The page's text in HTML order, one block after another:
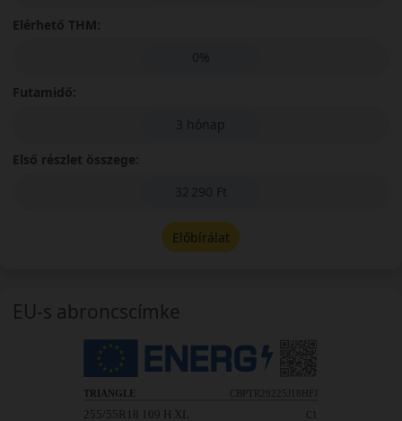
Elérhető THM:
0%
Futamidő:
3 hónap
Első részlet összege:
32 290 Ft
Előbírálat
EU-s abroncscímke